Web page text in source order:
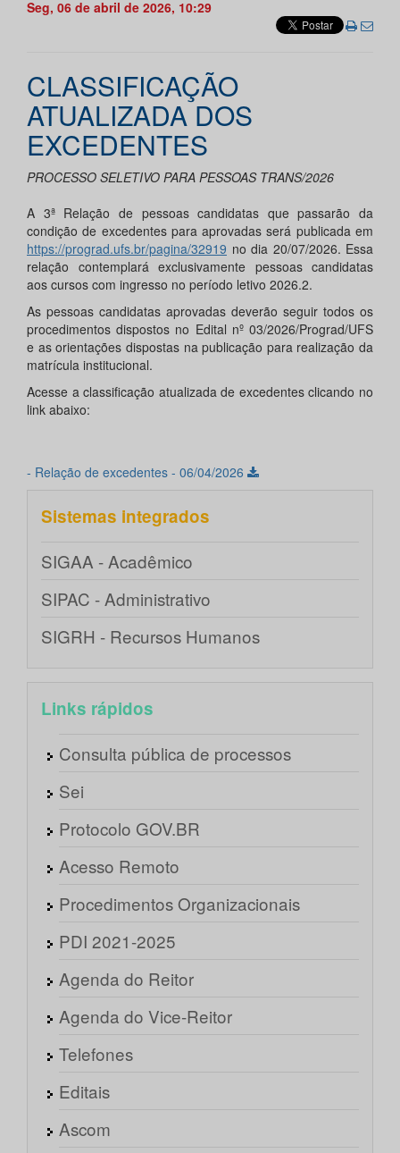
Seg, 06 de abril de 2026, 10:29
CLASSIFICAÇÃO
ATUALIZADA DOS
EXCEDENTES
PROCESSO SELETIVO PARA PESSOAS TRANS/2026
A 3ª Relação de pessoas candidatas que passarão da
condição de excedentes para aprovadas será publicada em
https://prograd.ufs.br/pagina/32919 no dia 20/07/2026. Essa
relação contemplará exclusivamente pessoas candidatas
aos cursos com ingresso no período letivo 2026.2.
As pessoas candidatas aprovadas deverão seguir todos os
procedimentos dispostos no Edital nº 03/2026/Prograd/UFS
e as orientações dispostas na publicação para realização da
matrícula institucional.
Acesse a classificação atualizada de excedentes clicando no
link abaixo:
- Relação de excedentes - 06/04/2026
Sistemas integrados
SIGAA - Acadêmico
SIPAC - Administrativo
SIGRH - Recursos Humanos
Links rápidos
Consulta pública de processos
Sei
Protocolo GOV.BR
Acesso Remoto
Procedimentos Organizacionais
PDI 2021-2025
Agenda do Reitor
Agenda do Vice-Reitor
Telefones
Editais
Ascom